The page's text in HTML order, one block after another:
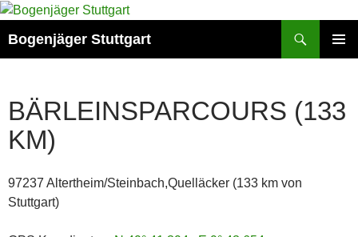
Zum
springen
Bogenjäger Stuttgart
BÄRLEINSPARCOURS (133
KM)
97237 Altertheim/Steinbach,Quelläcker (133 km von
Stuttgart)